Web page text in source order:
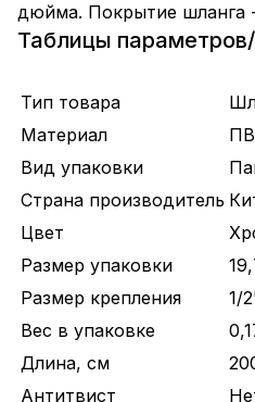
дюйма. Покрытие шланга
Таблицы
Тип товара
Материал
Вид упаковки
Страна производитель
Цвет
Размер упаковки
Размер крепления
1/
Вес в упаковке
Длина, см
Антитвист